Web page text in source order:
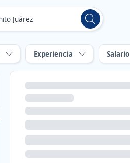
Experiencia Salario